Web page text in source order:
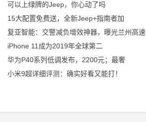
可以上绿牌的Jeep，你心动了吗
15大配置免费送，全新Jeep+指南者加
复亚智能：交警减负增效神器，曝光兰州高速
iPhone 11成为2019年全球第二
华为P40系列低调发布，2200元；最奢
小米9超详细评测：确实好看又能打！